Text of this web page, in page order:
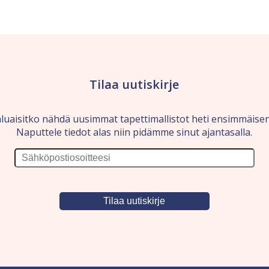
Tilaa uutiskirje
nähdä uusimmat tapettimallistot heti
Naputtele tiedot alas niin pidämme sinut ajantasalla.